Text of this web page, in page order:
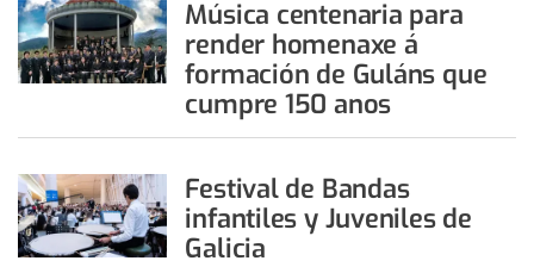
Música centenaria para
render homenaxe á
formación de Guláns que
cumpre 150 anos
Festival de Bandas
infantiles y Juveniles de
Galicia